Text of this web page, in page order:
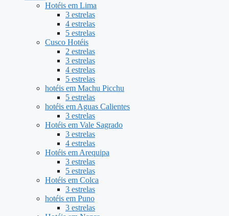
Hotéis em Lima
3 estrelas
4 estrelas
5 estrelas
Cusco Hotéis
2 estrelas
3 estrelas
4 estrelas
5 estrelas
hotéis em Machu Picchu
5 estrelas
hotéis em Aguas Calientes
3 estrelas
Hotéis em Vale Sagrado
3 estrelas
4 estrelas
Hotéis em Arequipa
3 estrelas
5 estrelas
Hotéis em Colca
3 estrelas
hotéis em Puno
3 estrelas